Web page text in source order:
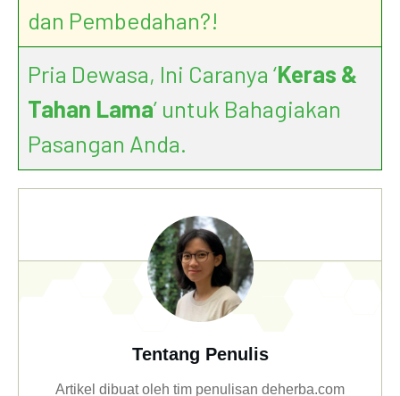
dan Pembedahan?!
Pria Dewasa, Ini Caranya ‘Keras &
Tahan Lama’ untuk Bahagiakan
Pasangan Anda.
Tentang Penulis
Artikel dibuat oleh tim penulisan deherba.com